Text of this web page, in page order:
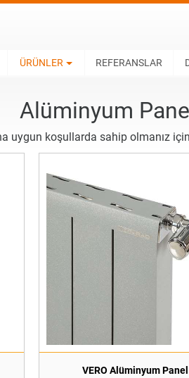
ÜRÜNLER REFERANSLAR
Alüminyum
uygun koşullarda sahip olmanız
VERO Alüminyum